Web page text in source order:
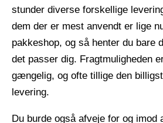
stunder diverse forskellige
dem der er mest anvendt er lige
pakkeshop, og så henter du bare
det passer dig. Fragtmuligheden
gængelig, og ofte tillige den
levering.
Du burde også afveje for og imod